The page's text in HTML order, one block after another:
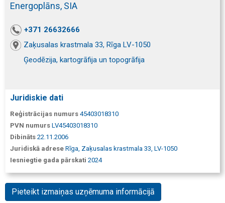
Energoplāns, SIA
+371 26632666
Zaķusalas krastmala 33, Rīga LV-1050
Ģeodēzija, kartogrāfija un topogrāfija
Juridiskie dati
Reģistrācijas numurs 45403018310
PVN numurs LV45403018310
Dibināts 22.11.2006
Juridiskā adrese Rīga, Zaķusalas krastmala 33, LV-1050
Iesniegtie gada pārskati 2024
Pieteikt izmaiņas uzņēmuma informācijā